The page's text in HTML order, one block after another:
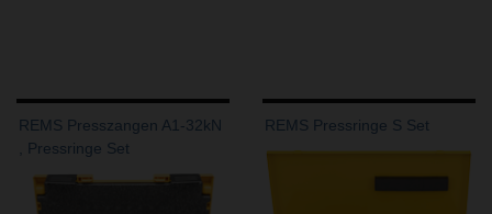
REMS Presszangen A1-32kN
, Pressringe Set
REMS Pressringe S Set